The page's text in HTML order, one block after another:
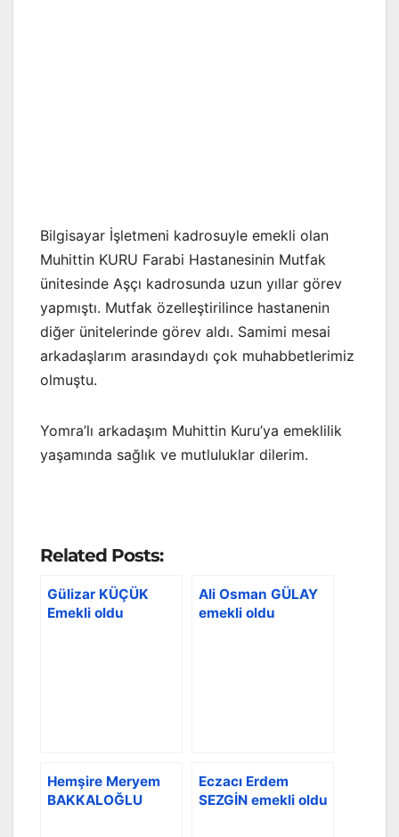
Bilgisayar İşletmeni kadrosuyle emekli olan
Muhittin KURU Farabi Hastanesinin Mutfak
ünitesinde Aşçı kadrosunda uzun yıllar görev
yapmıştı. Mutfak özelleştirilince hastanenin
diğer ünitelerinde görev aldı. Samimi mesai
arkadaşlarım arasındaydı çok muhabbetlerimiz
olmuştu.
Yomra’lı arkadaşım Muhittin Kuru’ya emeklilik
yaşamında sağlık ve mutluluklar dilerim.
Related Posts:
Gülizar KÜÇÜK
Emekli oldu
Ali Osman GÜLAY
emekli oldu
Hemşire Meryem
BAKKALOĞLU
Eczacı Erdem
SEZGİN emekli oldu